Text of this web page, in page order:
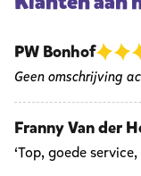
PW Bonhof
Geen omschrijving
Franny Van der
‘Top, goede